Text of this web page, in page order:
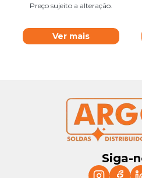
Preço sujeito a alteração.
Ver mais
Siga-